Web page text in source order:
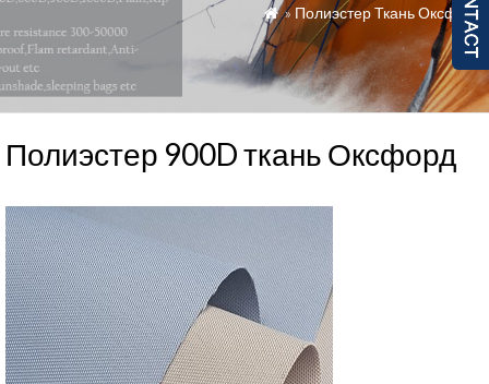
 » Полиэстер Ткань Оксфорд
Полиэстер 900D ткань Оксфорд